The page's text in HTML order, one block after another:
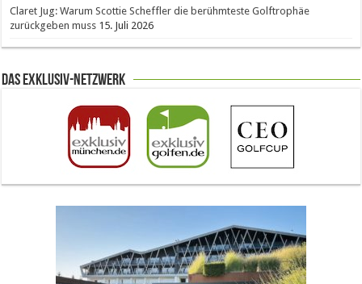
Claret Jug: Warum Scottie Scheffler die berühmteste Golftrophäe
zurückgeben muss 15. Juli 2026
Das Exklusiv-Netzwerk